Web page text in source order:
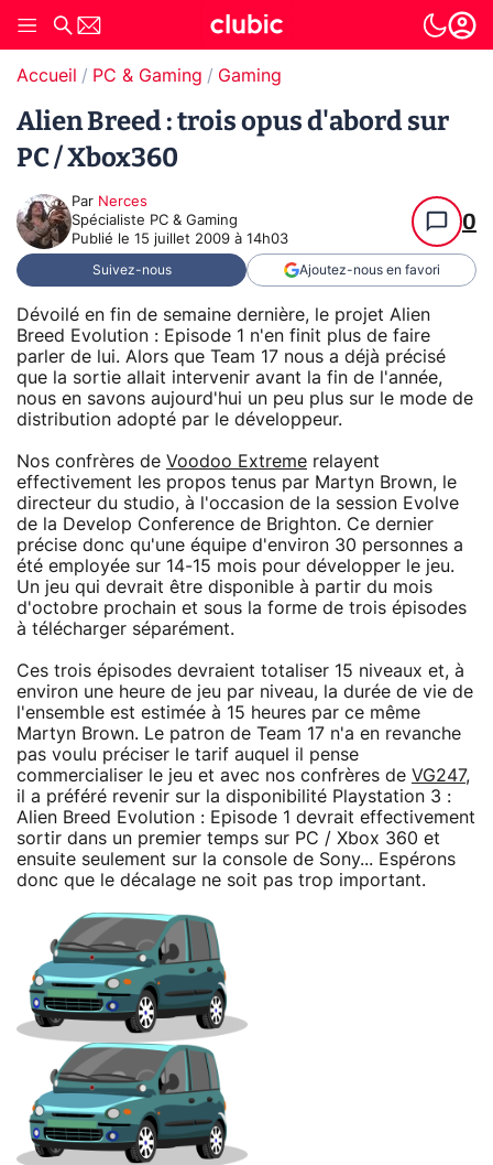
Accueil PC & Gaming Gaming
Alien Breed : trois opus d'abord sur
PC / Xbox360
Par Nerces
Spécialiste PC & Gaming
Publié le 15 juillet 2009 à 14h03
0
Suivez-nous Ajoutez-nous en favori
Dévoilé en fin de semaine dernière, le projet Alien
Breed Evolution : Episode 1 n'en finit plus de faire
parler de lui. Alors que Team 17 nous a déjà précisé
que la sortie allait intervenir avant la fin de l'année,
nous en savons aujourd'hui un peu plus sur le mode de
distribution adopté par le développeur.
Nos confrères de Voodoo Extreme relayent
effectivement les propos tenus par Martyn Brown, le
directeur du studio, à l'occasion de la session Evolve
de la Develop Conference de Brighton. Ce dernier
précise donc qu'une équipe d'environ 30 personnes a
été employée sur 14-15 mois pour développer le jeu.
Un jeu qui devrait être disponible à partir du mois
d'octobre prochain et sous la forme de trois épisodes
à télécharger séparément.
Ces trois épisodes devraient totaliser 15 niveaux et, à
environ une heure de jeu par niveau, la durée de vie de
l'ensemble est estimée à 15 heures par ce même
Martyn Brown. Le patron de Team 17 n'a en revanche
pas voulu préciser le tarif auquel il pense
commercialiser le jeu et avec nos confrères de VG247,
il a préféré revenir sur la disponibilité Playstation 3 :
Alien Breed Evolution : Episode 1 devrait effectivement
sortir dans un premier temps sur PC / Xbox 360 et
ensuite seulement sur la console de Sony... Espérons
donc que le décalage ne soit pas trop important.